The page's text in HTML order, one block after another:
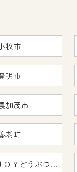
牧市
明市
加茂市
老町
おうちで猿ＪＯＹどうぶつえん